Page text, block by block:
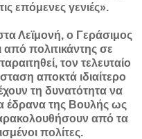
επόμενες γενιές».
Λεϊμονή, ο Γεράσιμος
από πολιτικάντης σε
τον τελευταίο
αποκτά ιδιαίτερο
τη δυνατότητα να
έδρανα της Βουλής ως
από τα
πολίτες.